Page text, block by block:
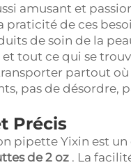
amusant et
praticité de ces
de soin de la
tout ce qui se
partout où
pas de désordre,
Précis
pipette Yixin est
de 2 oz . La